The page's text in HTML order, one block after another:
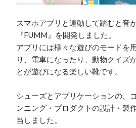
スマホアプリと連動して踏むと音
『FUMM』を開発しました。
アプリには様々な遊びのモードを
り、電車になったり、動物クイズ
とが遊びになる楽しい靴です。
シューズとアプリケーションの、
ンニング・プロダクトの設計・製
当しました。